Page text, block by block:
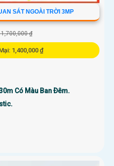
SÁT NGOÀI TRỜI 3MP
1,700,000 ₫
1,400,000 ₫
Có Màu Ban Ðêm.